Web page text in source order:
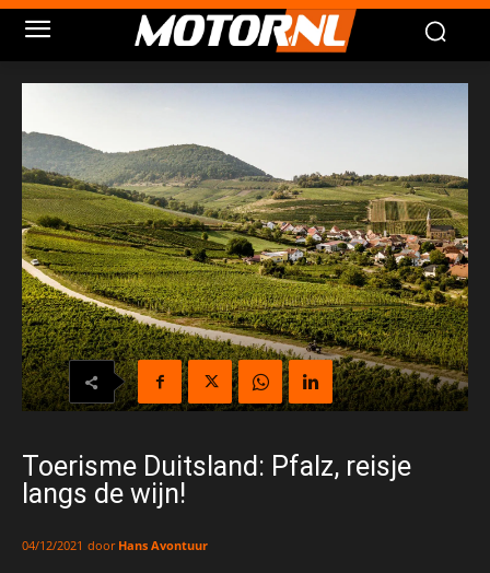
Toerisme Duitsland: Pfalz, reisje
langs de wijn!
04/12/2021 door Hans Avontuur